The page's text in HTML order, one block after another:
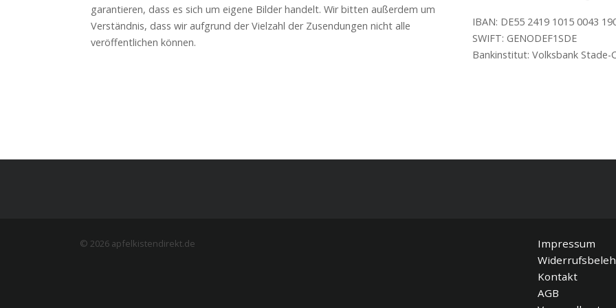
garantieren, dass es sich um eigene Bilder handelt. Wir bitten außerdem um
Verständnis, dass wir aufgrund der Vielzahl der Zusendungen nicht alle
veröffentlichen können.
IBAN: DE55 2419 1015 0043
SWIFT: GENODEF1SDE
Bankinstitut: Volksbank Stade-
© 2026 apfelkistendirekt.de
Impressum
Kontakt
AGB